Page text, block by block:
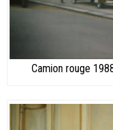
Camion rouge